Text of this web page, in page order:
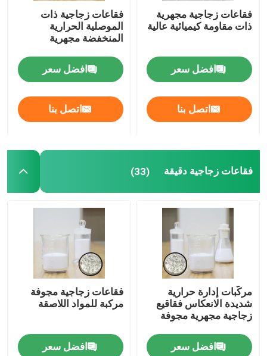
فقاعات زجاجية مجهرية
ذات مقاومة كيميائية عالية
افضل سعر
اتصل بنا
فقاعات زجاجية ذات
الموصلية الحرارية
المنخفضة مجهرية
افضل سعر
اتصل بنا
فقاعات زجاجية دقيقة (33)
مركّبات إدارة حرارية
شديدة الانعكاس فقاقيع
زجاجية مجهرية مجوفة
افضل سعر
فقاعات زجاجية مجوفة
مركبة للمواد اللاصقة
افضل سعر